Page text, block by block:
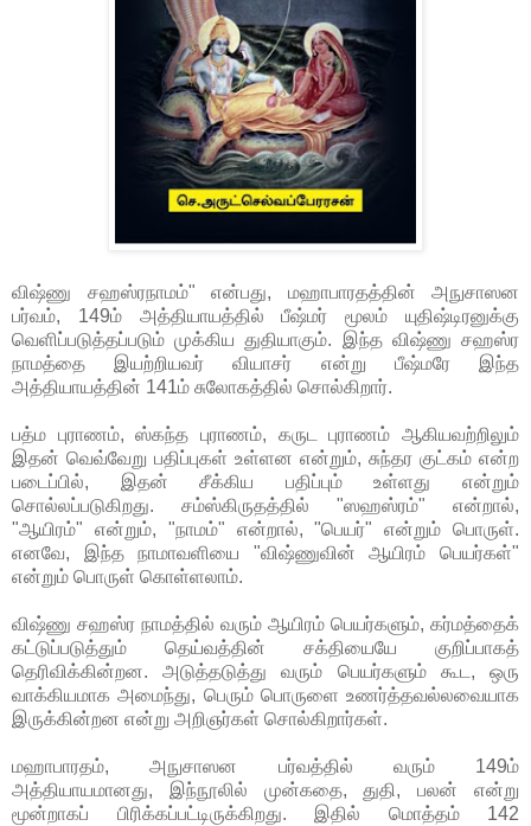
விஷ்ணு சஹஸ்ரநாமம்" என்பது, மஹாபாரதத்தின் அநுசாஸன
பர்வம், 149ம் அத்தியாயத்தில் பீஷ்மர் மூலம் யுதிஷ்டிரனுக்கு
வெளிப்படுத்தப்படும் முக்கிய துதியாகும். இந்த விஷ்ணு சஹஸ்ர
நாமத்தை இயற்றியவர் வியாசர் என்று பீஷ்மரே இந்த
அத்தியாயத்தின் 141ம் சுலோகத்தில் சொல்கிறார்.
பத்ம புராணம், ஸ்கந்த புராணம், கருட புராணம் ஆகியவற்றிலும்
இதன் வெவ்வேறு பதிப்புகள் உள்ளன என்றும், சுந்தர குட்கம் என்ற
படைப்பில், இதன் சீக்கிய பதிப்பும் உள்ளது என்றும்
சொல்லப்படுகிறது. சம்ஸ்கிருதத்தில் "ஸஹஸ்ரம்" என்றால்,
"ஆயிரம்" என்றும், "நாமம்" என்றால், "பெயர்" என்றும் பொருள்.
எனவே, இந்த நாமாவளியை "விஷ்ணுவின் ஆயிரம் பெயர்கள்"
என்றும் பொருள் கொள்ளலாம்.
விஷ்ணு சஹஸ்ர நாமத்தில் வரும் ஆயிரம் பெயர்களும், கர்மத்தைக்
கட்டுப்படுத்தும் தெய்வத்தின் சக்தியையே குறிப்பாகத்
தெரிவிக்கின்றன. அடுத்தடுத்து வரும் பெயர்களும் கூட, ஒரு
வாக்கியமாக அமைந்து, பெரும் பொருளை உணர்த்தவல்லவையாக
இருக்கின்றன என்று அறிஞர்கள் சொல்கிறார்கள்.
மஹாபாரதம், அநுசாஸன பர்வத்தில் வரும் 149ம்
அத்தியாயமானது, இந்நூலில் முன்கதை, துதி, பலன் என்று
மூன்றாகப் பிரிக்கப்பட்டிருக்கிறது. இதில் மொத்தம் 142